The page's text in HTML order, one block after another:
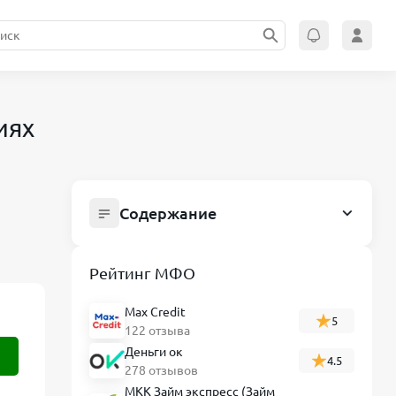
Содержание
Требования к заемщику
Проверка МФО по реестру ЦБ РФ
Как получить займ
Рейтинг МФО
Max Credit
122 отзыва
5
Деньги ок
278 отзывов
4.5
МКК Займ экспресс (Займ